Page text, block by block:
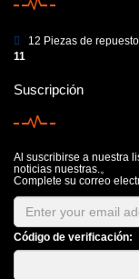
12 Piezas de
11
Suscripción
Al suscribirse a nuestra
noticias nuestras.。
Complete su correo
Código de verificación: